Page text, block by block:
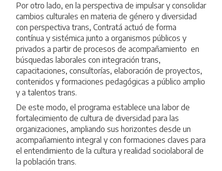
Por otro lado, en la perspectiva de impulsar y consolidar
cambios culturales en materia de género y diversidad
con perspectiva trans, Contratá actuó de forma
contínua y sistémica junto a organismos públicos y
privados a partir de procesos de acompañamiento en
búsquedas laborales con integración trans,
capacitaciones, consultorías, elaboración de proyectos,
contenidos y formaciones pedagógicas a público amplio
y a talentos trans.
De este modo, el programa establece una labor de
fortalecimiento de cultura de diversidad para las
organizaciones, ampliando sus horizontes desde un
acompañamiento integral y con formaciones claves para
el entendimiento de la cultura y realidad sociolaboral de
la población trans.